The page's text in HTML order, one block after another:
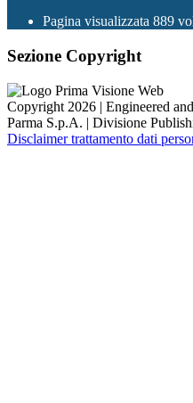
Pagina visualizzata 889
Sezione Copyright
Copyright 2026 | Engineered
Parma S.p.A. | Divisione
Disclaimer trattamento dati